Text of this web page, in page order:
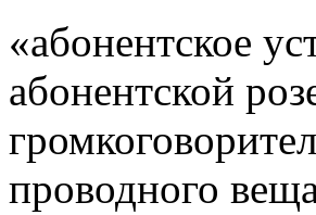
«абонентское
абонентской
проводного